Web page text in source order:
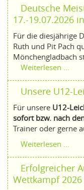
Deutsche
17.-19.07.2026
Für die diesjährige
Ruth und Pit Pach
Mönchengladbach
Weiterlesen …
Unsere U12-
Für unsere U12-
sofort bzw. nach
Trainer oder gerne
Weiterlesen …
Erfolgreicher
Wettkampf 2026